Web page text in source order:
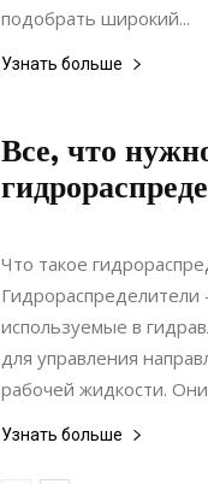
подобрать широкий...
Узнать больше
Все, что
20.06.2021
Что такое
Гидрораспределители
используемые в
для управления
рабочей жидкости.
Узнать больше